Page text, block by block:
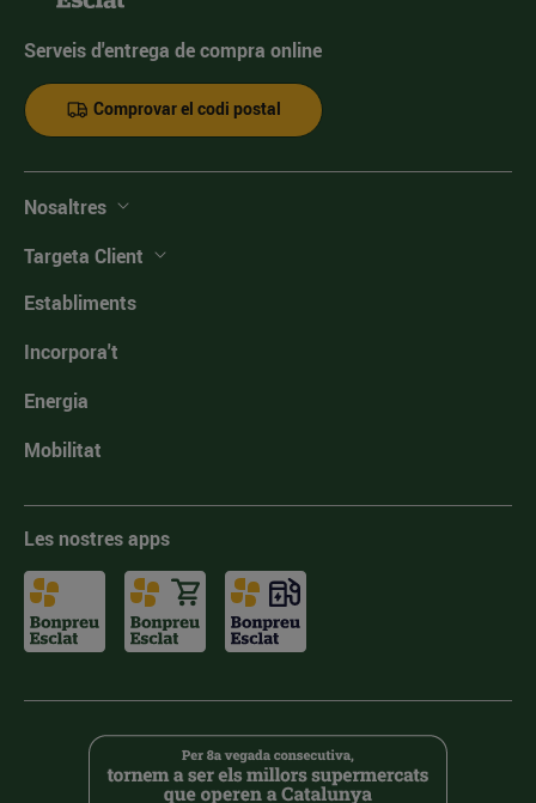
Serveis d'entrega de compra online
Comprovar el codi postal
Nosaltres
Targeta Client
Establiments
Incorpora't
Energia
Mobilitat
Les nostres apps